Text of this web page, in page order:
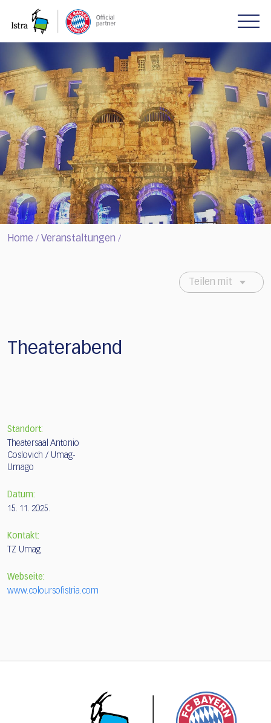
note:
website
includes
an
accessibility
system.
Home / Veranstaltungen /
Teilen mit
Theaterabend
Standort:
Theatersaal Antonio
Coslovich / Umag-
Umago
Datum:
15. 11. 2025.
Kontakt:
TZ Umag
Webseite:
www.coloursofistria.com